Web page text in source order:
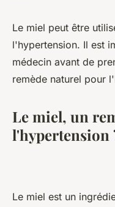
Le miel peut être
l'hypertension. Il est
médecin avant de
remède naturel pour
Le miel, un
l'hypertension
Le miel est un